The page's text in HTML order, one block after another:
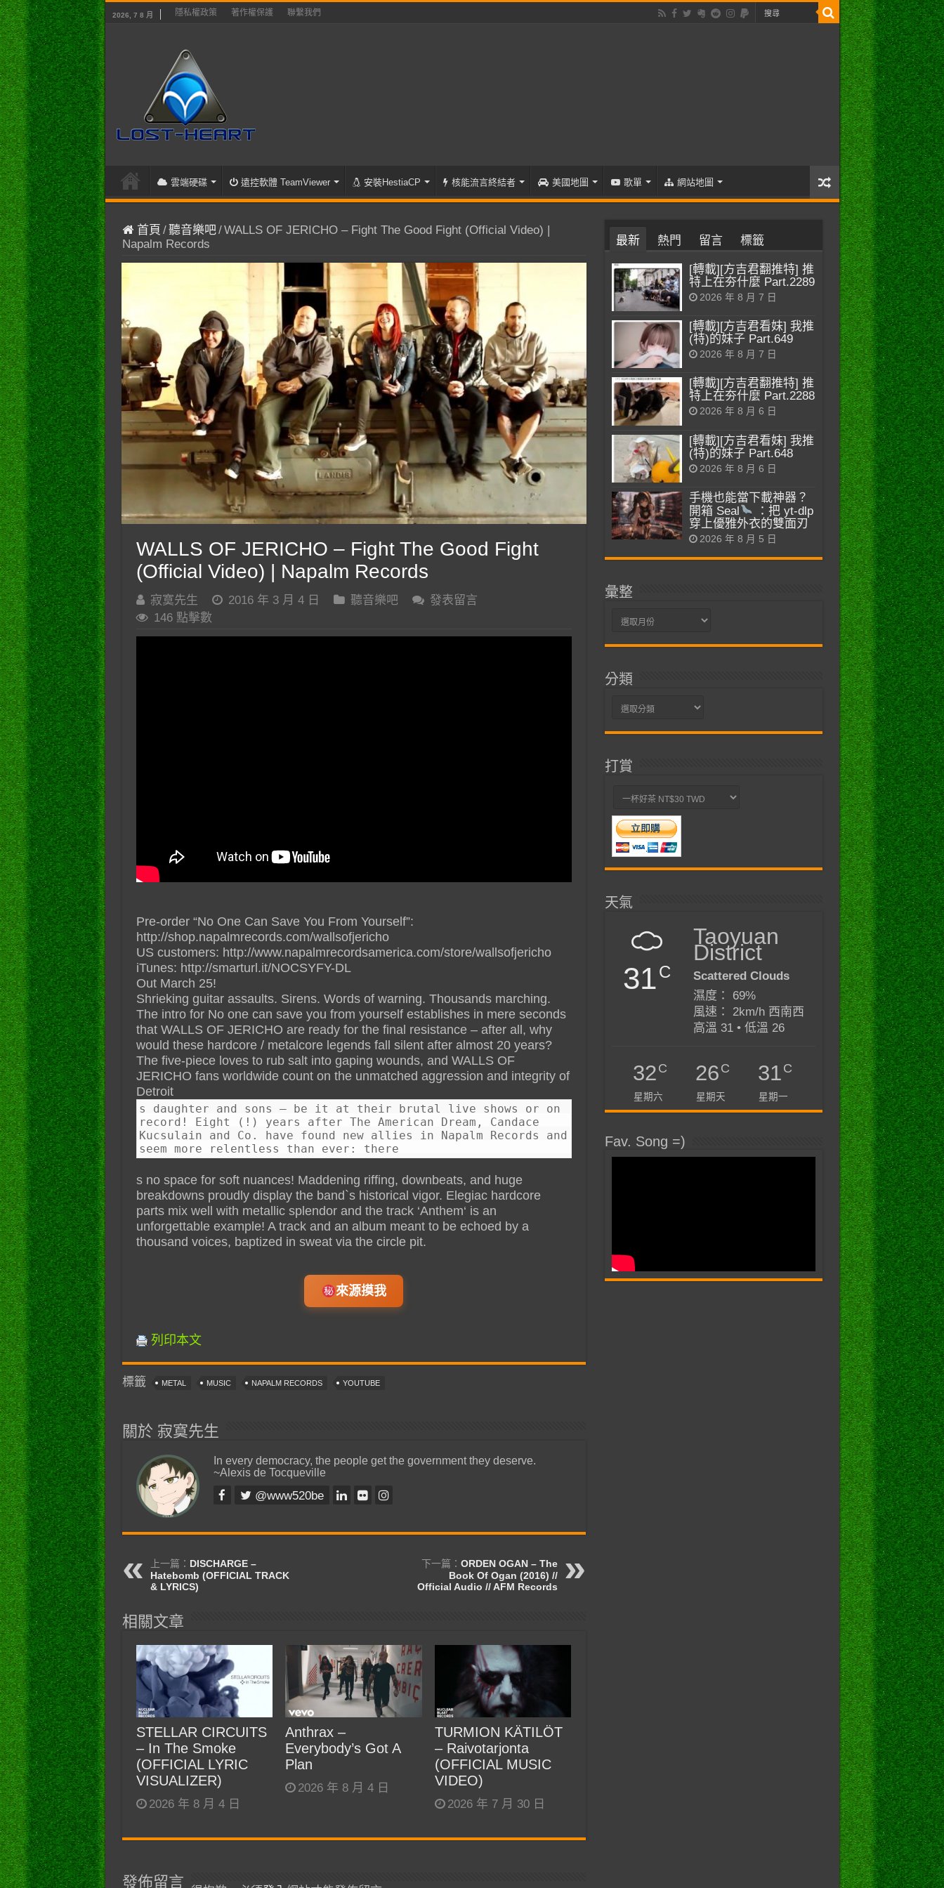
2026, 7 8 月 隱私權政策 著作權保護 聯繫我們
雲端硬碟 遠控軟體 TeamViewer 安裝HestiaCP 核能流言終結者 美國地圖 歌單 網站地圖
首頁 /聽音樂吧/WALLS OF JERICHO – Fight The Good Fight (Official Video) |
Napalm Records
WALLS OF JERICHO – Fight The Good Fight
(Official Video) | Napalm Records
寂寞先生 2016 年 3 月 4 日 聽音樂吧
發表留言
146 點擊數
Pre-order “No One Can Save You From Yourself”:
http://shop.napalmrecords.com/wallsofjericho
US customers: http://www.napalmrecordsamerica.com/store/wallsofjericho
iTunes: http://smarturl.it/NOCSYFY-DL
Out March 25!
Shrieking guitar assaults. Sirens. Words of warning. Thousands marching.
The intro for No one can save you from yourself establishes in mere seconds
that WALLS OF JERICHO are ready for the final resistance – after all, why
would these hardcore / metalcore legends fall silent after almost 20 years?
The five-piece loves to rub salt into gaping wounds, and WALLS OF
JERICHO fans worldwide count on the unmatched aggression and integrity of
Detroit
s daughter and sons – be it at their brutal live shows or on
record! Eight (!) years after The American Dream, Candace
Kucsulain and Co. have found new allies in Napalm Records and
seem more relentless than ever: there
s no space for soft nuances! Maddening riffing, downbeats, and huge
breakdowns proudly display the band`s historical vigor. Elegiac hardcore
parts mix well with metallic splendor and the track ‘Anthem‘ is an
unforgettable example! A track and an album meant to be echoed by a
thousand voices, baptized in sweat via the circle pit.
來源摸我
列印本文
標籤 METAL MUSIC NAPALM RECORDS YOUTUBE
關於 寂寞先生
In every democracy, the people get the government they deserve.
~Alexis de Tocqueville
@www520be
上一篇： DISCHARGE –
Hatebomb (OFFICIAL TRACK
& LYRICS)
下一篇： ORDEN OGAN – The
Book Of Ogan (2016) //
Official Audio // AFM Records
相關文章
STELLAR CIRCUITS
– In The Smoke
(OFFICIAL LYRIC
VISUALIZER)
2026 年 8 月 4 日
Anthrax –
Everybody’s Got A
Plan
2026 年 8 月 4 日
TURMION KÄTILÖT
– Raivotarjonta
(OFFICIAL MUSIC
VIDEO)
2026 年 7 月 30 日
發佈留言
最新 熱門 留言 標籤
[轉載][方吉君翻推特] 推
特上在夯什麼 Part.2289
2026 年 8 月 7 日
[轉載][方吉君看妹] 我推
(特)的妹子 Part.649
2026 年 8 月 7 日
[轉載][方吉君翻推特] 推
特上在夯什麼 Part.2288
2026 年 8 月 6 日
[轉載][方吉君看妹] 我推
(特)的妹子 Part.648
2026 年 8 月 6 日
手機也能當下載神器？
開箱 Seal
：把 yt-dlp
穿上優雅外衣的雙面刃
2026 年 8 月 5 日
彙整
彙
分類
分
打賞
天氣
31C
Taoyuan
District
Scattered Clouds
濕度： 69%
風速： 2km/h 西南西
高溫 31 • 低溫 26
32C
星期六
26C
星期天
31C
星期一
Fav. Song =)